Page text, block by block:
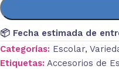
📦 Fecha estimada de
Categorías: Escolar,
Etiquetas: Accesorios de